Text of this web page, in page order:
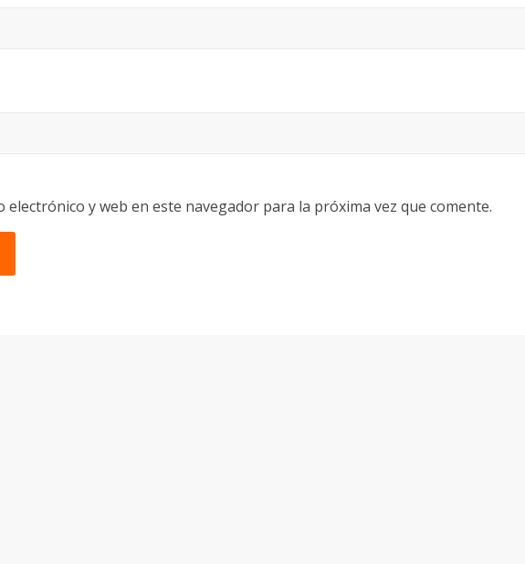
y web en este navegador para la próxima vez que comente.